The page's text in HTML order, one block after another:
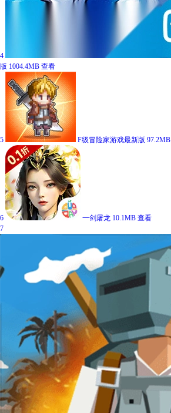
4
版 1004.4MB 查看
5 F级冒险家游戏最新版 97.2MB
6 一剑屠龙 10.1MB 查看
7